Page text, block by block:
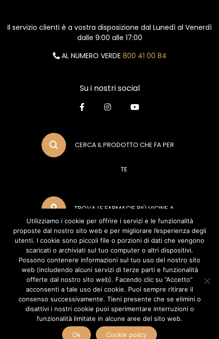
Il servizio clienti è a vostra disposizione dal Lunedì al Venerdì
dalle 9:00 alle 17:00
AL NUMERO VERDE 800 41 00 84
Su i nostri social
CERCA IL PRODOTTO CHE FA PER
TE
TROVA LE FARMACIE PIÙ VICINE A
TE
METODI DI PAGAMENTO
POLIFARMA BENESSERE S.R.L (Socio Unico Polifarma S.P.A) Via del Poggio
Laurentino, 2 - 00144 - Roma (RM) - P.IVA 04888070960 Copyright ©
2026 Polifarma Benessere, Tutti I Diritti Riservati.
Utilizziamo i cookie per offrire i servizi e le funzionalità
proposte dal nostro sito web e per migliorare l’esperienza degli
utenti. I cookie sono piccoli file o porzioni di dati che vengono
scaricati o archiviati sul tuo computer o altri dispositivi.
Possono contenere informazioni sul tuo uso del nostro sito
web (includendo alcuni servizi di terze parti e funzionalità
offerte dal nostro sito web). Facendo clic su ”Accetto”
acconsenti a tale uso dei cookie. Puoi sempre ritirare il
consenso successivamente. Tieni presente che se elimini o
disattivi i nostri cookie puoi sperimentare interruzioni o
funzionalità limitate in alcune aree del sito web.
Ok Cookie policy